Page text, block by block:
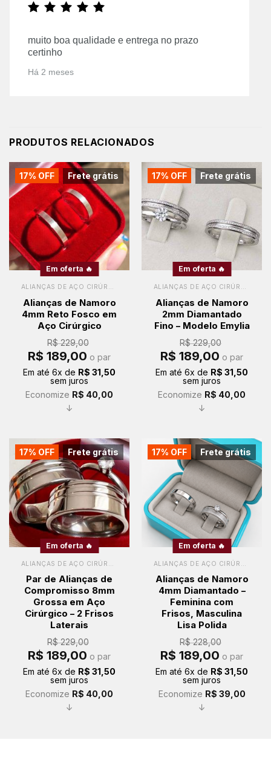
muito boa qualidade e entrega no prazo
certinho
Há 2 meses
PRODUTOS RELACIONADOS
Frete grátis
17% OFF
Em oferta 🔥
ALIANÇAS DE AÇO CIRÚRGICO
Alianças de Namoro
4mm Reto Fosco em
Aço Cirúrgico
R$229,00
O
preço
era:
R$ 229,00.
R$ 189,00 preço
é:
R$ 189,00.
o par
Em até 6x de R$ 31,50
sem juros
Economize R$ 40,00
↓
Frete grátis
17% OFF
Em oferta 🔥
ALIANÇAS DE AÇO CIRÚRGICO
Alianças de Namoro
2mm Diamantado
Fino – Modelo Emylia
R$229,00
O
preço
era:
R$ 229,00.
R$ 189,00 preço
é:
R$ 189,00.
o par
Em até 6x de R$ 31,50
sem juros
Economize R$ 40,00
↓
Frete grátis
17% OFF
Em oferta 🔥
Par de Alianças de
Compromisso 8mm
Grossa em Aço
Cirúrgico – 2 Frisos
Laterais
R$229,00
O
preço
era:
R$ 229,00.
R$ 189,00 preço
atual
é:
R$ 189,00.
o par
Em até 6x de R$ 31,50
sem juros
Economize R$ 40,00
↓
Frete grátis
17% OFF
Em oferta 🔥
Alianças de Namoro
4mm Diamantado –
Feminina com
Frisos, Masculina
Lisa Polida
R$228,00
O
preço
era:
R$ 228,00.
R$ 189,00 preço
atual
é:
R$ 189,00.
o par
Em até 6x de R$ 31,50
sem juros
Economize R$ 39,00
↓